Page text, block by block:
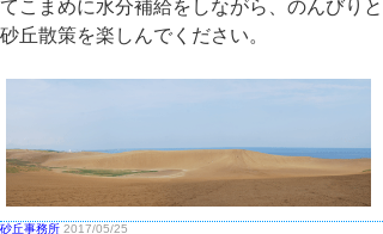
てこまめに水分補給をしながら、のんびりと
砂丘散策を楽しんでください。
砂丘事務所 2017/05/25